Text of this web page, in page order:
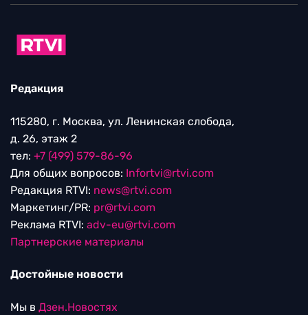
Редакция
115280, г. Москва, ул. Ленинская слобода,
д. 26, этаж 2
тел: +7 (499) 579-86-96
Для общих вопросов: Infortvi@rtvi.com
Редакция RTVI: news@rtvi.com
Маркетинг/PR: pr@rtvi.com
Реклама RTVI: adv-eu@rtvi.com
Партнерские материалы
Достойные новости
Мы в Дзен.Новостях